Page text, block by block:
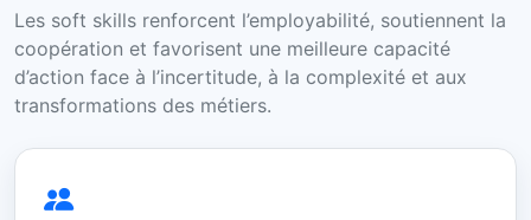
Les soft skills renforcent l’employabilité, soutiennent la
coopération et favorisent une meilleure capacité
d’action face à l’incertitude, à la complexité et aux
transformations des métiers.